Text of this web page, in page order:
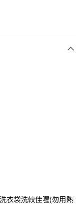
衣袋洗較佳喔(勿用熱